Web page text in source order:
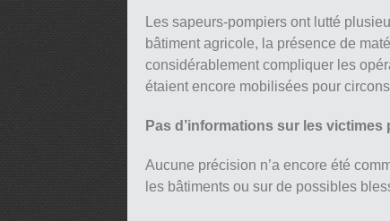
Les sapeurs-pompiers ont lutté
bâtiment agricole, la présence de
considérablement compliquer les
étaient encore mobilisées pour
Pas d’informations sur les victimes
Aucune précision n’a encore été
les bâtiments ou sur de possibles